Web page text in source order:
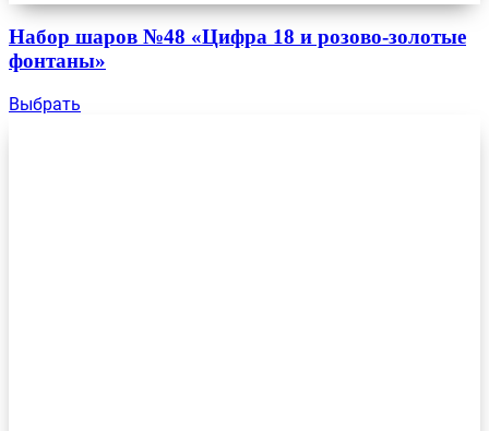
Набор шаров №48 «Цифра 18 и розово-золотые
фонтаны»
Выбрать